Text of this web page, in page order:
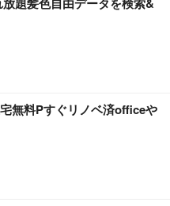
宅無料Pすぐリノベ済office